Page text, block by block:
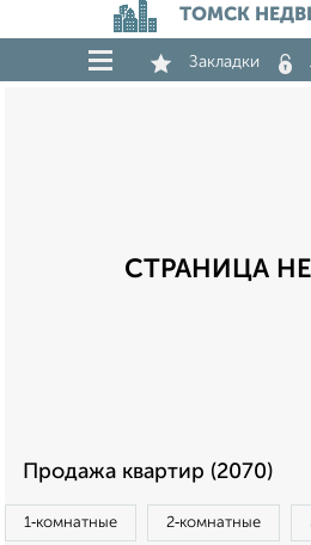
ТОМСК
Закладки
СТРАНИЦА
Продажа квартир (2070)
1‑комнатные 2‑комнатные